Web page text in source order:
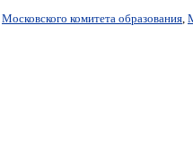
Московского комитета образования,